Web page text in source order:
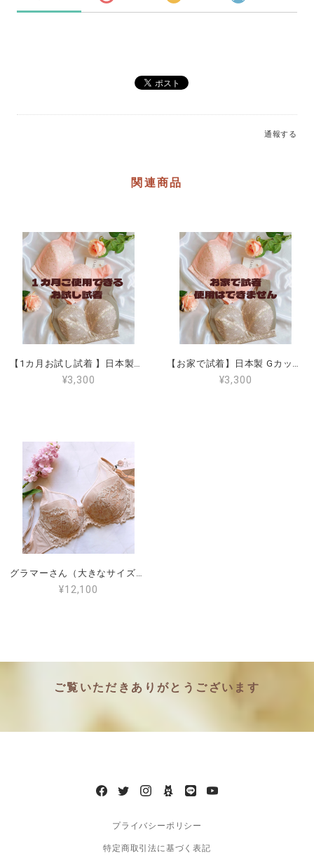
通報する
関連商品
【1カ月お試し試着 】日本製Gカップ ノンワイヤー ブラジャー （全国送料無料） G65 G70 G75 G80 G85 G90 ワイヤーなし 大きいサイズ 小さく見せる 肩が楽 脇肉がはみ出ない 後ろが段差にならない 揺れない
¥3,300
【お家で試着】日本製 Gカップノンワイヤーブラジャー（全国送料無料） G65 G70 G75 G80 G85 G90 ワイヤーなし 大きいサイズ 小さく見せる 肩が楽 脇肉がはみ出ない 後ろが段差にならない 揺れない（Shipped in Japan only）
¥3,300
グラマーさん（大きなサイズ）PROMISEパテッドブラ85F.90F（日本サイズG70.G75）PM-L6401
¥12,100
ご覧いただきありがとうございます
プライバシーポリシー
特定商取引法に基づく表記